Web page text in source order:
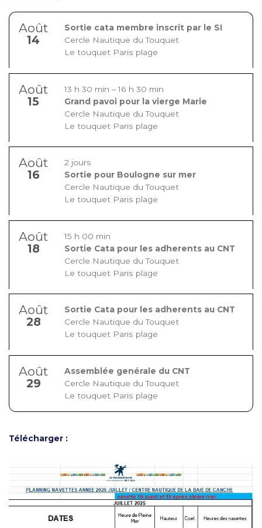
Août
14
Sortie cata membre inscrit par le SI
Cercle Nautique du Touquet
Le touquet Paris plage
Août
15
13 h 30 min – 16 h 30 min
Grand pavoi pour la vierge Marie
Cercle Nautique du Touquet
Le touquet Paris plage
Août
16
2 jours
Sortie pour Boulogne sur mer
Cercle Nautique du Touquet
Le touquet Paris plage
Août
18
15 h 00 min
Sortie Cata pour les adherents au CNT
Cercle Nautique du Touquet
Le touquet Paris plage
Août
28
Sortie Cata pour les adherents au CNT
Cercle Nautique du Touquet
Le touquet Paris plage
Août
29
Assemblée genérale du CNT
Cercle Nautique du Touquet
Le touquet Paris plage
Télécharger :